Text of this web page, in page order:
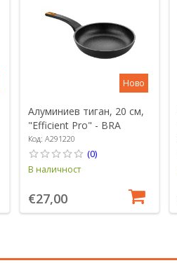
Ново
Алуминиев тиган, 20 см,
"Efficient Pro" - BRA
Код: A291220
(0)
В наличност
€27,00